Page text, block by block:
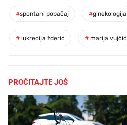
#spontani pobačaj #ginekologija
# lukrecija žderić # marija vujčić
PROČITAJTE JOŠ